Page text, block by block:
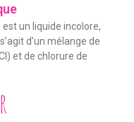
un liquide incolore,
d’un mélange de
et de chlorure de